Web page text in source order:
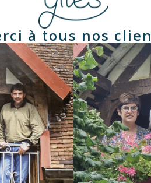
à tous nos